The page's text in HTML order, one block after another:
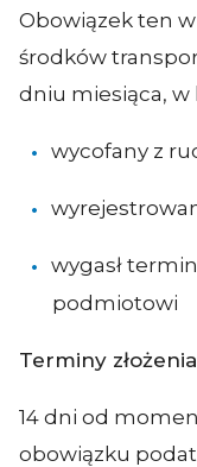
Obowiązek ten
środków
dniu miesiąca, w
wycofany z
wygasł
podmiotowi
Terminy
14 dni od
obowiązku